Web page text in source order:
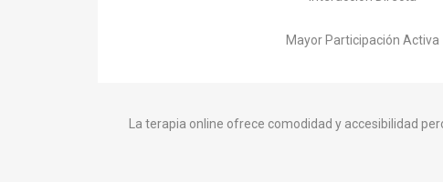
Mayor Participación Activa
La terapia online ofrece comodidad y accesibilidad